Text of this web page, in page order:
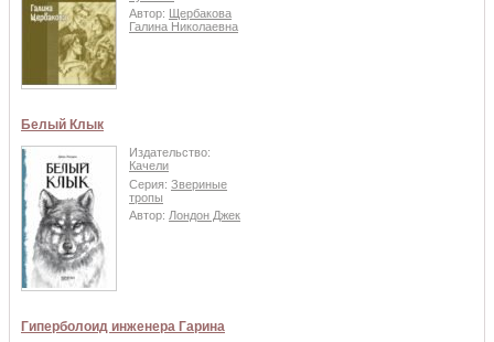
Автор:
Щербакова
Галина Николаевна
Белый Клык
Издательство:
Качели
Серия: Звериные
тропы
Автор: Лондон Джек
Гиперболоид инженера Гарина